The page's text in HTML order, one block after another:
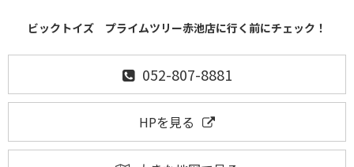
ビックトイズ プライムツリー赤池店に行く前にチェック！
052-807-8881
HPを見る